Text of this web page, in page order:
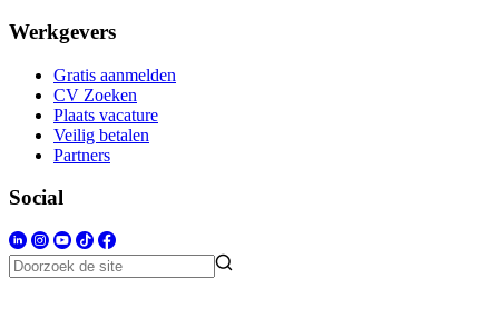
Werkgevers
Gratis aanmelden
CV Zoeken
Plaats vacature
Veilig betalen
Partners
Social